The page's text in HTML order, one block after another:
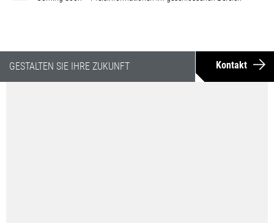
GESTALTEN SIE IHRE ZUKUNFT GESTALTEN SIE
Kontakt